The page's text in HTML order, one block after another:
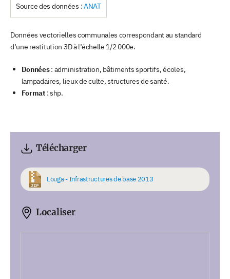
Source des données :ANAT
Données vectorielles communales correspondant au standard
d’une restitution 3D à l’échelle 1/2 000e.
Données: administration, bâtiments sportifs, écoles,
lampadaires, lieux de culte, structures de santé.
Format: shp.
Télécharger
Louga - Infrastructures de base 2013
Localiser